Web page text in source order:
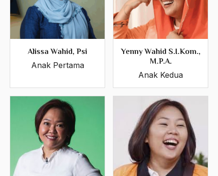
Alissa Wahid, Psi
Anak Pertama
Yenny Wahid S.I.Kom.,
M.P.A.
Anak Kedua